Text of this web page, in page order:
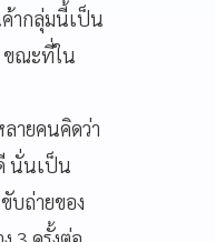
ากลุ่มนี้เป็น
ขณะที่ใน
ายคนคิดว่า
นั่นเป็น
บถ่ายของ